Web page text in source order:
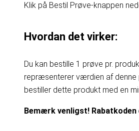
Klik på Bestil Prøve-knappen
Hvordan det virker:
Du kan bestille 1 prøve pr.
repræsenterer værdien af denne
bestiller dette produkt med en
Bemærk venligst! Rabatkoden